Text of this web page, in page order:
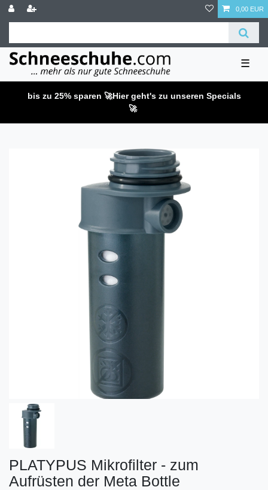
0,00 EUR
☰
bis zu 25% sparen 🚀Hier geht's zu unseren Specials
🚀
PLATYPUS Mikrofilter - zum
Aufrüsten der Meta Bottle